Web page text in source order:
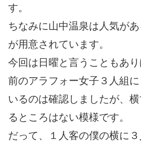
す。
ちなみに山中温泉は人気が
が用意されています。
今回は日曜と言うこともあり
前のアラフォー女子３人組
いるのは確認しましたが、
るところはない模様です。
だって、１人客の僕の横に